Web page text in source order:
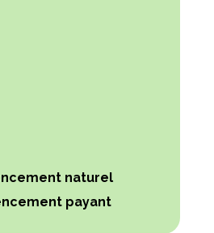
naturel
payant